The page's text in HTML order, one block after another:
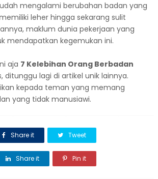
mengalami berubahan badan yang
leher hingga sekarang sulit
maklum dunia pekerjaan yang
mendapatkan kegemukan ini.
aja 7 Kelebihan Orang Berbadan
ditunggu lagi di artikel unik lainnya.
kepada teman yang memang
yang tidak manusiawi.
Share it Tweet
Share it Pin it